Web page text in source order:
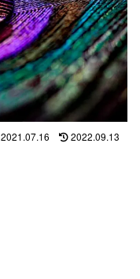
2021.07.16 2022.09.13